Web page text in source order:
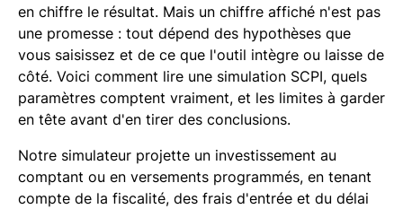
en chiffre le résultat. Mais un chiffre affiché n'est pas
une promesse : tout dépend des hypothèses que
vous saisissez et de ce que l'outil intègre ou laisse de
côté. Voici comment lire une simulation SCPI, quels
paramètres comptent vraiment, et les limites à garder
en tête avant d'en tirer des conclusions.
Notre simulateur projette un investissement au
comptant ou en versements programmés, en tenant
compte de la fiscalité, des frais d'entrée et du délai